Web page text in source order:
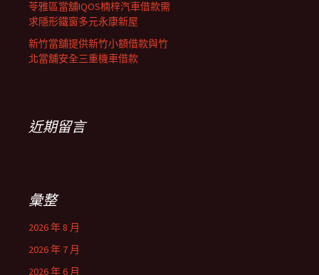
苓雅區當舖IQOS楠梓汽車借款需
求隱形鐵窗多元永康新屋
新竹當舖提供新竹小額借款與竹
北當舖安全三重機車借款
近期留言
彙整
2026 年 8 月
2026 年 7 月
2026 年 6 月